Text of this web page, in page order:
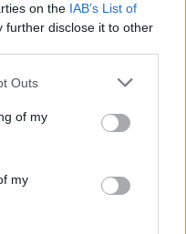
on the IAB’s List of
further disclose it to other
Outs
of my
my
meine farm
bzw "alles
mitgemacht, aber